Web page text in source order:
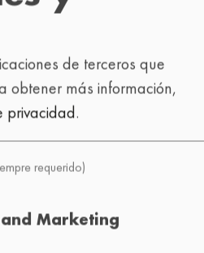
de terceros que
obtener más información,
privacidad.
requerido)
Marketing